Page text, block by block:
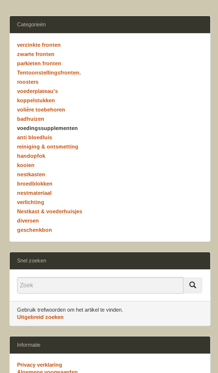
Categorieën
verzinkte fronten
zwarte fronten
parkieten fronten
Tentoonstellingsfronten.
roosters
voederplateau's
koppelstukken
volière toebehoren
badhuizen
voedingssupplementen
anti bloedluis
reiniging & ontsmetting
handopfok
kooien
nestkasten
broedblokken
nestmateriaal
verlichting
Nestkast & voederhuisjes
diversen
geschenkbon
Snel zoeken
Gebruik trefwoorden om het artikel te vinden.
Uitgebreid zoeken
Informatie
Privacy verklaring
Algemene voorwaarden